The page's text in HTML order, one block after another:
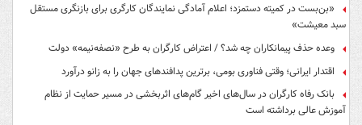
«بن‌بست در کمیته دستمزد؛ اعلام آمادگی نمایندگان کارگری برای بازنگری مستقل
سبد معیشت»
وعده حذف پیمانکاران چه شد؟ / اعتراض کارگران به طرح «نصفه‌نیمه» دولت
اقتدار ایرانی؛ وقتی فناوری بومی، برترین پدافندهای جهان را به زانو درآورد
بانک رفاه کارگران در سال‌های اخیر گام‌های اثربخشی در مسیر حمایت از نظام
آموزش عالی برداشته است